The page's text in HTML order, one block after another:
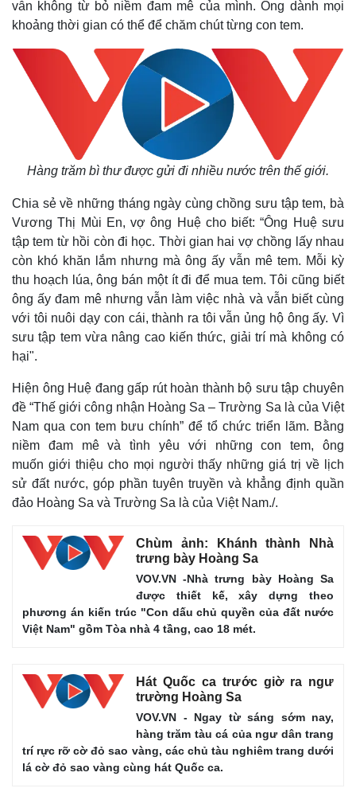
Kinh tế
Khởi nghiệp
Tiêu dùng
Tỷ giá
Chứng khoán
Giá cà phê
vẫn không từ bỏ niềm đam mê của mình. Ông dành mọi
khoảng thời gian có thể để chăm chút từng con tem.
Hàng trăm bì thư được gửi đi nhiều nước trên thế giới.
Chia sẻ về những tháng ngày cùng chồng sưu tập tem, bà
Vương Thị Mùi En, vợ ông Huệ cho biết: “Ông Huệ sưu
tập tem từ hồi còn đi học. Thời gian hai vợ chồng lấy nhau
còn khó khăn lắm nhưng mà ông ấy vẫn mê tem. Mỗi kỳ
thu hoạch lúa, ông bán một ít đi để mua tem. Tôi cũng biết
ông ấy đam mê nhưng vẫn làm việc nhà và vẫn biết cùng
với tôi nuôi dạy con cái, thành ra tôi vẫn ủng hộ ông ấy. Vì
sưu tập tem vừa nâng cao kiến thức, giải trí mà không có
hại".
Hiện ông Huệ đang gấp rút hoàn thành bộ sưu tập chuyên
đề “Thế giới công nhận Hoàng Sa – Trường Sa là của Việt
Nam qua con tem bưu chính” để tổ chức triển lãm. Bằng
niềm đam mê và tình yêu với những con tem, ông
muốn giới thiệu cho mọi người thấy những giá trị về lịch
sử đất nước, góp phần tuyên truyền và khẳng định quần
đảo Hoàng Sa và Trường Sa là của Việt Nam./.
Chùm ảnh: Khánh thành Nhà
trưng bày Hoàng Sa
VOV.VN -Nhà trưng bày Hoàng Sa
được thiết kế, xây dựng theo
phương án kiến trúc "Con dấu chủ quyền của đất nước
Việt Nam" gồm Tòa nhà 4 tầng, cao 18 mét.
Hát Quốc ca trước giờ ra ngư
trường Hoàng Sa
VOV.VN - Ngay từ sáng sớm nay,
hàng trăm tàu cá của ngư dân trang
trí rực rỡ cờ đỏ sao vàng, các chủ tàu nghiêm trang dưới
lá cờ đỏ sao vàng cùng hát Quốc ca.